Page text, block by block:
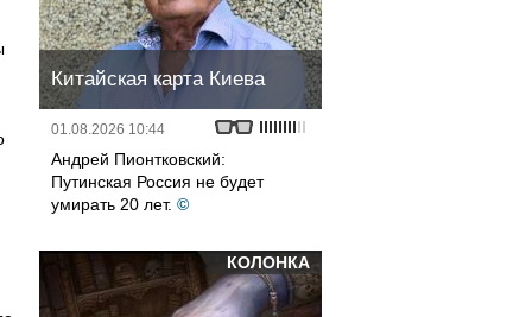
Китайская карта Киева
01.08.2026 10:44
Андрей Пионтковский:
Путинская Россия не будет
умирать 20 лет. ©
КОЛОНКА